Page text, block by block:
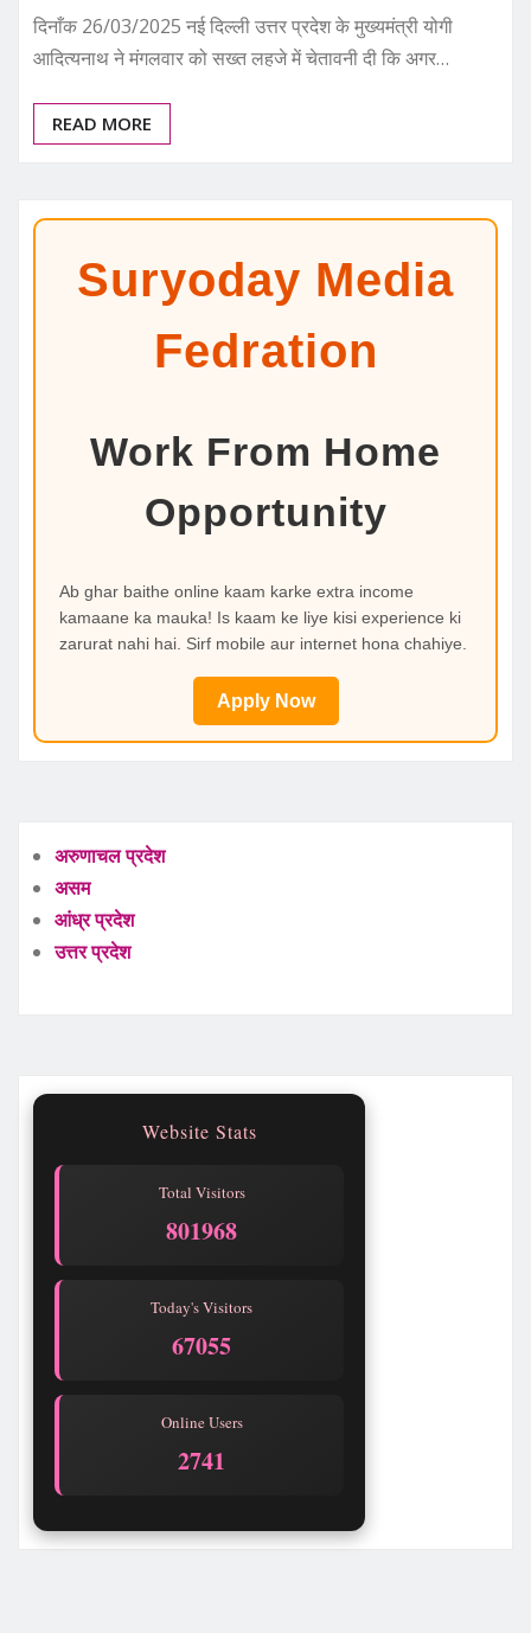
दिनाँक 26/03/2025 नई दिल्ली उत्तर प्रदेश के मुख्यमंत्री योगी
आदित्यनाथ ने मंगलवार को सख्त लहजे में चेतावनी दी कि अगर…
READ MORE
Suryoday Media
Fedration
Work From Home
Opportunity
Ab ghar baithe online kaam karke extra income
kamaane ka mauka! Is kaam ke liye kisi experience ki
zarurat nahi hai. Sirf mobile aur internet hona chahiye.
Apply Now
अरुणाचल प्रदेश
असम
आंध्र प्रदेश
उत्तर प्रदेश
Website Stats
Total Visitors
801968
Today's Visitors
67055
Online Users
2739